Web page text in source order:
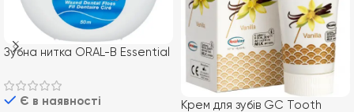
Зубна нитка ORAL-B Essential
Є в наявності
Крем для зубів GC Tooth